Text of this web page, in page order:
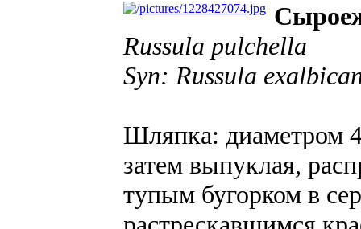
Russula pulchella
Syn: Russula
Шляпка: диаметром
затем выпуклая,
тупым бугорком в